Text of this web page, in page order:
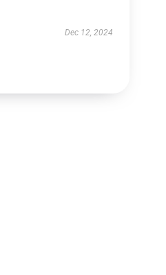
Dec 12, 2024